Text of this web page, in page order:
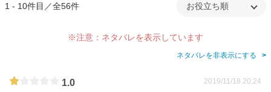
1 - 10件目／全56件
※注意：ネタバレを表示しています
ネタバレを非表示にする
1.0 2019/11/18 20:24